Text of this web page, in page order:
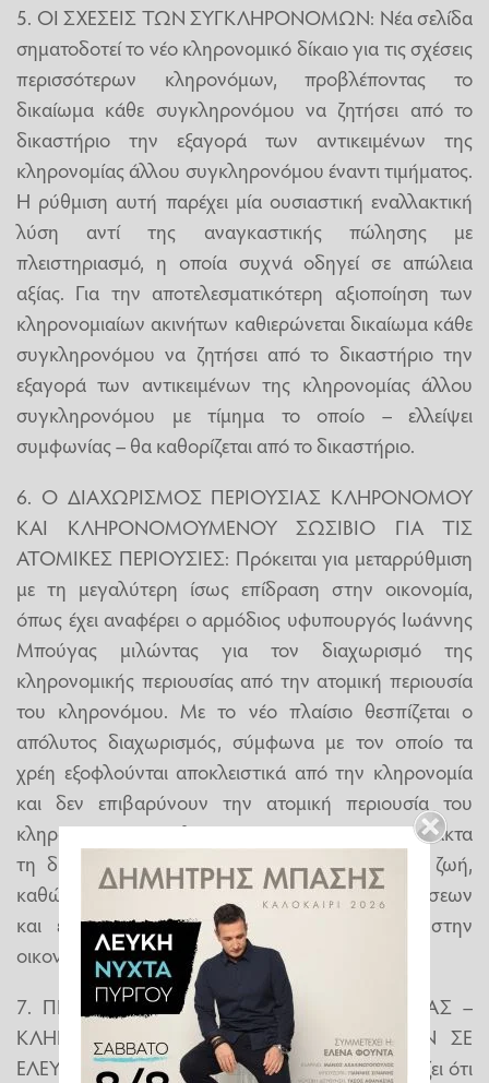
5. ΟΙ ΣΧΕΣΕΙΣ ΤΩΝ ΣΥΓΚΛΗΡΟΝΟΜΩΝ: Νέα σελίδα
σηματοδοτεί το νέο κληρονομικό δίκαιο για τις σχέσεις
περισσότερων κληρονόμων, προβλέποντας το
δικαίωμα κάθε συγκληρονόμου να ζητήσει από το
δικαστήριο την εξαγορά των αντικειμένων της
κληρονομίας άλλου συγκληρονόμου έναντι τιμήματος.
Η ρύθμιση αυτή παρέχει μία ουσιαστική εναλλακτική
λύση αντί της αναγκαστικής πώλησης με
πλειστηριασμό, η οποία συχνά οδηγεί σε απώλεια
αξίας. Για την αποτελεσματικότερη αξιοποίηση των
κληρονομιαίων ακινήτων καθιερώνεται δικαίωμα κάθε
συγκληρονόμου να ζητήσει από το δικαστήριο την
εξαγορά των αντικειμένων της κληρονομίας άλλου
συγκληρονόμου με τίμημα το οποίο – ελλείψει
συμφωνίας – θα καθορίζεται από το δικαστήριο.
6. Ο ΔΙΑΧΩΡΙΣΜΟΣ ΠΕΡΙΟΥΣΙΑΣ ΚΛΗΡΟΝΟΜΟΥ
ΚΑΙ ΚΛΗΡΟΝΟΜΟΥΜΕΝΟΥ ΣΩΣΙΒΙΟ ΓΙΑ ΤΙΣ
ΑΤΟΜΙΚΕΣ ΠΕΡΙΟΥΣΙΕΣ: Πρόκειται για μεταρρύθμιση
με τη μεγαλύτερη ίσως επίδραση στην οικονομία,
όπως έχει αναφέρει ο αρμόδιος υφυπουργός Ιωάννης
Μπούγας μιλώντας για τον διαχωρισμό της
κληρονομικής περιουσίας από την ατομική περιουσία
του κληρονόμου. Με το νέο πλαίσιο θεσπίζεται ο
απόλυτος διαχωρισμός, σύμφωνα με τον οποίο τα
χρέη εξοφλούνται αποκλειστικά από την κληρονομία
και δεν επιβαρύνουν την ατομική περιουσία του
κληρονόμου. Η ρύθμιση αυτή αποτυπώνει έμπρακτα
τη δυναμική των διατάξεων στην καθημερινή ζωή,
καθώς αναμένεται να επιφέρει μείωση αποποιήσεων
και επανένταξη μεγάλου όγκου περιουσίας στην
οικονομική δραστηριότητα.
7. ΠΡΟΣΤΑΣΙΑ ΝΕΩΝ ΜΟΡΦΩΝ ΟΙΚΟΓΕΝΕΙΑΣ –
ΚΛΗΡΟΝΟΜΙΚΑ ΔΙΚΑΙΩΜΑΤΑ ΣΥΝΤΡΟΦΩΝ ΣΕ
ΕΛΕΥΘΕΡΗ ΣΥΜΒΙΩΣΗ: Ο νομοθέτης αναγνωρίζει ότι